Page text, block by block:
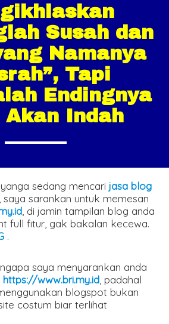
Susah dan
Namanya
Tapi
Endingnya
Akan Indah
sedang mencarijasa blog
saya sarankan untuk memesan
, di jamin tampilan blog anda
full fitur, gak bakalan kecewa.
.
saya menyarankan anda
https://www.bri.my.id , padahal
blogspot bukan
costum biar terlihat